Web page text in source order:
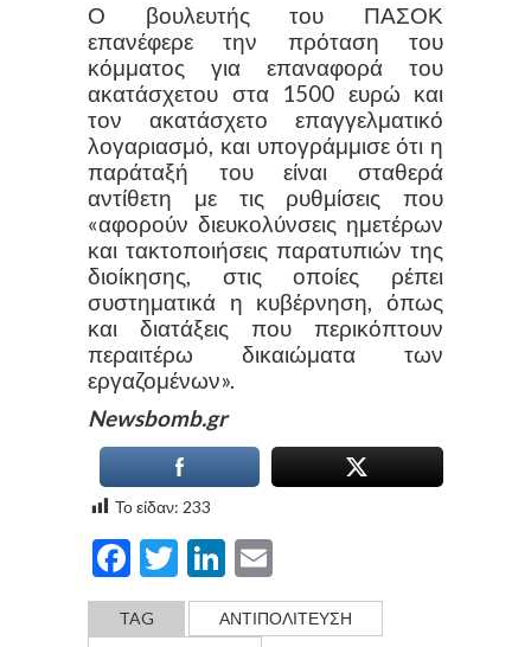
Ο βουλευτής του ΠΑΣΟΚ
επανέφερε την πρόταση του
κόμματος για επαναφορά του
ακατάσχετου στα 1500 ευρώ και
τον ακατάσχετο επαγγελματικό
λογαριασμό, και υπογράμμισε ότι η
παράταξή του είναι σταθερά
αντίθετη με τις ρυθμίσεις που
«αφορούν διευκολύνσεις ημετέρων
και τακτοποιήσεις παρατυπιών της
διοίκησης, στις οποίες ρέπει
συστηματικά η κυβέρνηση, όπως
και διατάξεις που περικόπτουν
περαιτέρω δικαιώματα των
εργαζομένων».
Newsbomb.gr
Το είδαν: 233
Facebook
TwitterLinkedIn
TAG
ΑΝΤΙΠΟΛΙΤΕΥΣΗ